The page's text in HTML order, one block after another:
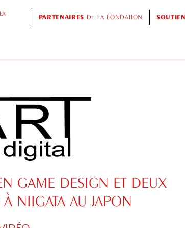
PARTENAIRES DE LA FONDATION SOUTIEN
GAME DESIGN ET DEUX
NIIGATA AU JAPON